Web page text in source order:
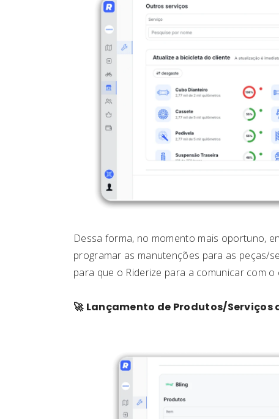
Dessa forma, no momento mais oportuno,
programar as manutenções para as peças/
para que o Riderize para a comunicar com
🚀 Lançamento de Produtos/Serviços